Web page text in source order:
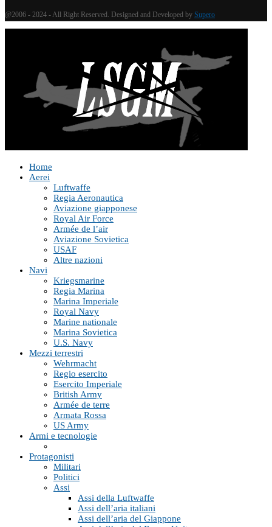
@2006 - 2024 - All Right Reserved. Designed and Developed by Supero
Home
Aerei
Luftwaffe
Regia Aeronautica
Aviazione giapponese
Royal Air Force
Armée de l’air
Aviazione Sovietica
USAF
Altre nazioni
Navi
Kriegsmarine
Regia Marina
Marina Imperiale
Royal Navy
Marine nationale
Marina Sovietica
U.S. Navy
Mezzi terrestri
Wehrmacht
Regio esercito
Esercito Imperiale
British Army
Armée de terre
Armata Rossa
US Army
Armi e tecnologie
Protagonisti
Militari
Politici
Assi
Assi della Luftwaffe
Assi dell’aria italiani
Assi dell’aria del Giappone